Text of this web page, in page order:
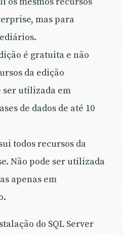
mas para
é gratuita e não
da edição
ser utilizada em
de dados de até 10
todos recursos da
Não pode ser utilizada
apenas em
do SQL Server